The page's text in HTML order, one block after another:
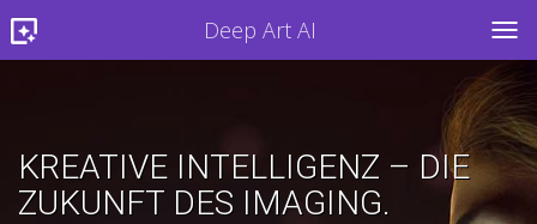
Deep Art AI
KREATIVE INTELLIGENZ – DIE
ZUKUNFT DES IMAGING.